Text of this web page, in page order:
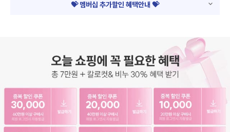
💝 멤버십 추가할인 혜택안내 💝